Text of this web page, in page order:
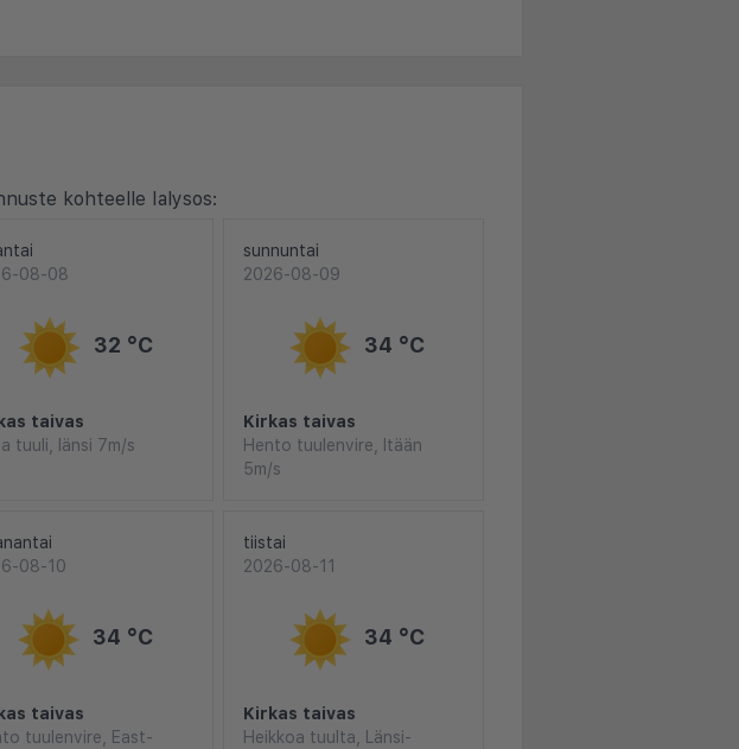
kohteelle Ialysos:
08-08
32 °C
taivas
tuuli, länsi 7m/s
sunnuntai
2026-08-09
34 °C
Kirkas taivas
Hento tuulenvire, Itään
5m/s
08-10
34 °C
taivas
tuulenvire, East-
tiistai
2026-08-11
34 °C
Kirkas taivas
Heikkoa tuulta, Länsi-